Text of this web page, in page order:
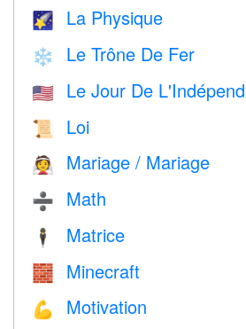
🌠 La Physique
❄️ Le Trône De Fer
🇺🇸 Le Jour De
📜 Loi
👰 Mariage / Mariage
➗ Math
🕴️ Matrice
🧱 Minecraft
💪 Motivation